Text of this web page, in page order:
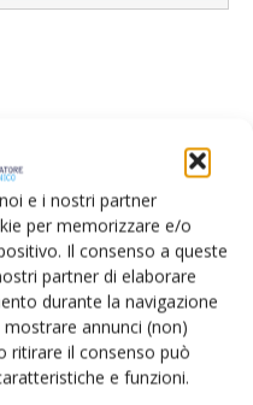
e i nostri partner
per memorizzare e/o
Il consenso a queste
partner di elaborare
durante la navigazione
annunci (non)
ritirare il consenso può
e funzioni.
sul mondo